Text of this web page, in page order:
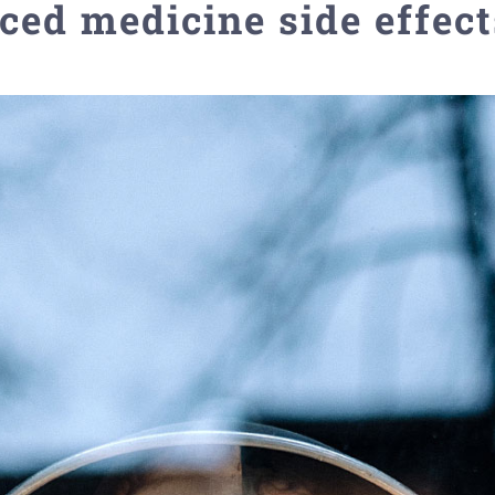
medicine side